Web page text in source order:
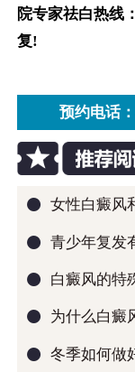
院专家祛白热线
复!
预约电话
● 女性白癜风
● 青少年复发
● 白癜风的特
● 为什么白癜
● 冬季如何做